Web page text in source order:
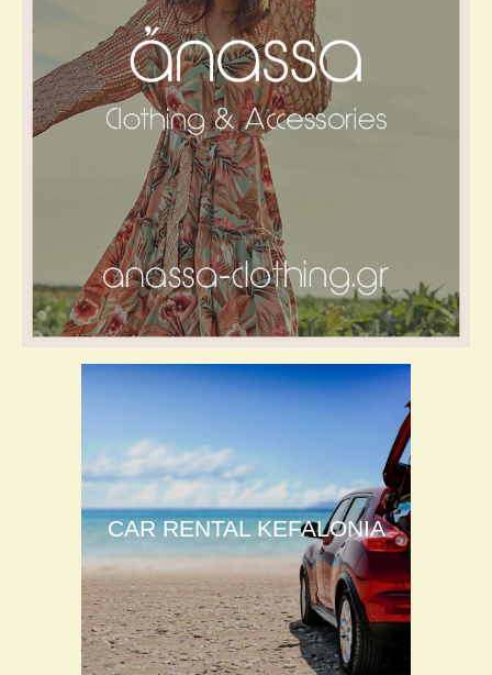
CAR RENTAL KEFALONIA